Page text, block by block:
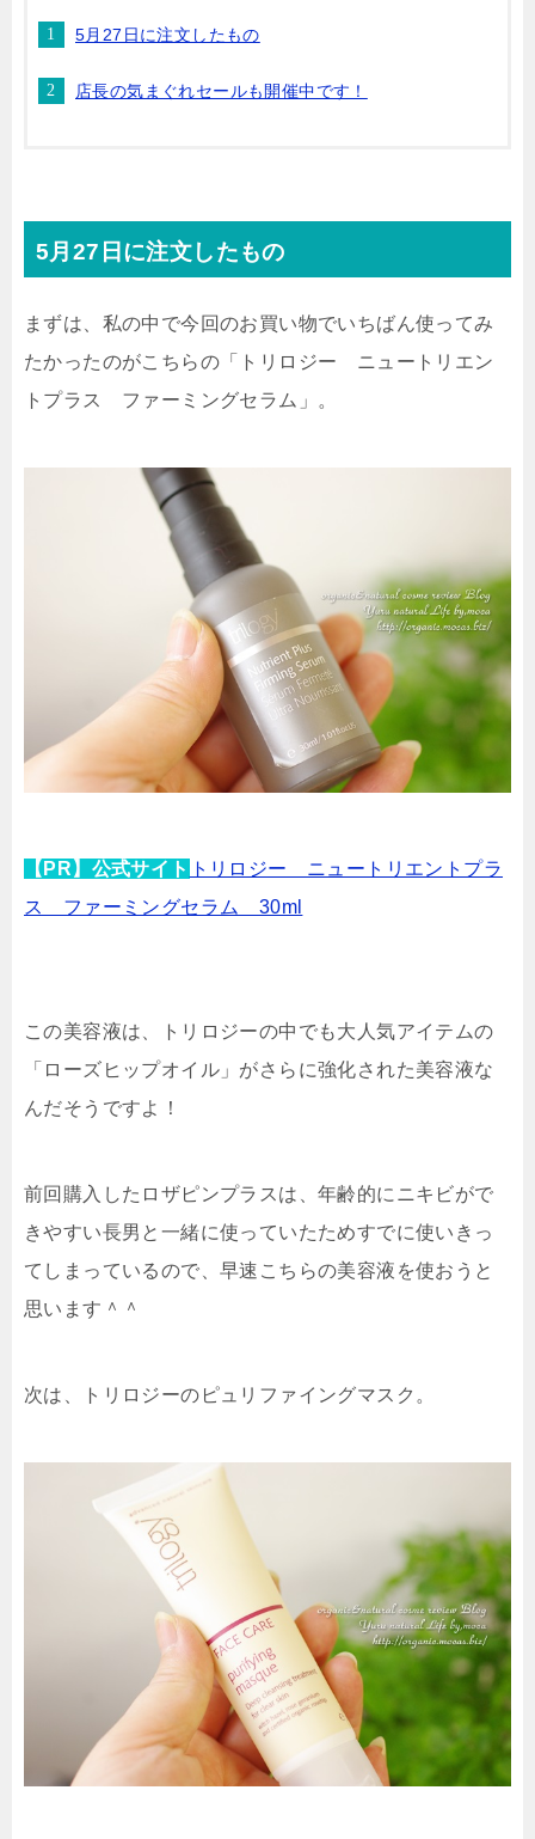
5月27日に注文したもの
店長の気まぐれセールも開催中です！
5月27日に注文したもの
まずは、私の中で今回のお買い物でいちばん使ってみ
たかったのがこちらの「トリロジー ニュートリエン
トプラス ファーミングセラム」。
【PR】公式サイト トリロジー ニュートリエントプラ
ス ファーミングセラム 30ml
この美容液は、トリロジーの中でも大人気アイテムの
「ローズヒップオイル」がさらに強化された美容液な
んだそうですよ！
前回購入したロザピンプラスは、年齢的にニキビがで
きやすい長男と一緒に使っていたためすでに使いきっ
てしまっているので、早速こちらの美容液を使おうと
思います＾＾
次は、トリロジーのピュリファイングマスク。